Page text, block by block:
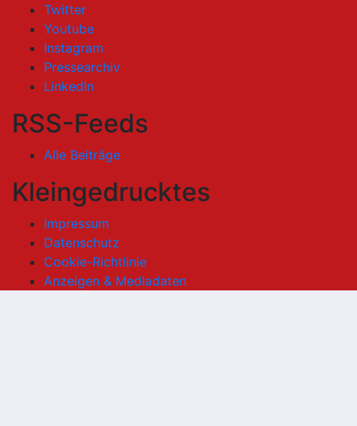
Twitter
Youtube
Instagram
Pressearchiv
LinkedIn
RSS-Feeds
Alle Beiträge
Kleingedrucktes
Impressum
Datenschutz
Cookie-Richtlinie
Anzeigen & Mediadaten